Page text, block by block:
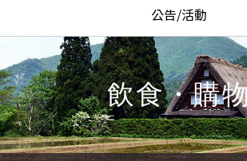
公告/活動
飲食・購